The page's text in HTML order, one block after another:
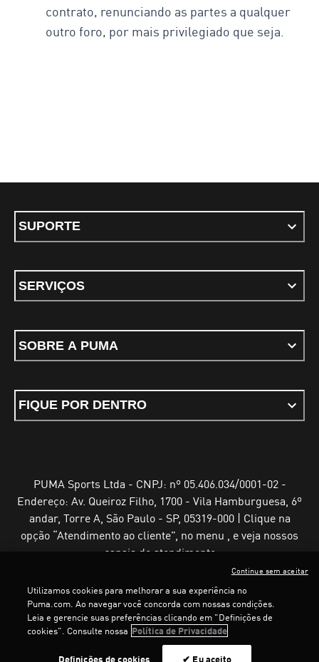
contrato, renunciando as partes a qualquer
outro foro, por mais privilegiado que seja.
SUPORTE
SERVIÇOS
SOBRE A PUMA
FIQUE POR DENTRO
PUMA Sports Ltda - CNPJ: nº 05.406.034/0001-02 -
Endereço: Av. Queiroz Filho, 1700 - Vila Hamburguesa, 6º
andar, Torre A, São Paulo - SP, 05319-000 | Clique na
opção “Atendimento ao cliente”, no menu , e veja nossos
canais de atendimento
Termos e Condições de UsoPolítica de Privacidade
Configurador de cookies
Utilizamos cookies para melhorar a sua experiência no
Puma.com. Ao navegar você concorda com nossas condições.
Leia e gerencie suas preferências clicando em "Definições de
cookies". Consulte nossa Política de Privacidade
Definições de cookies ✔ Eu aceito
Continue sem aceitar